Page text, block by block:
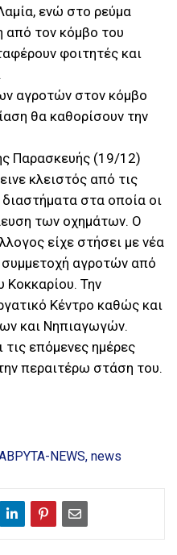
ενώ στο ρεύμα
από τον κόμβο του
φοιτητές και
αγροτών στον κόμβο
θα καθορίσουν την
Παρασκευής (19/12)
κλειστός από τις
διαστήματα στα οποία οι
των οχημάτων. Ο
είχε στήσει με νέα
αγροτών από
Κοκκαρίου. Την
Κέντρο καθώς και
και Νηπιαγωγών.
επόμενες ημέρες
περαιτέρω στάση του.
NEWS news